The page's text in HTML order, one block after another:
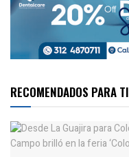
RECOMENDADOS PARA TI